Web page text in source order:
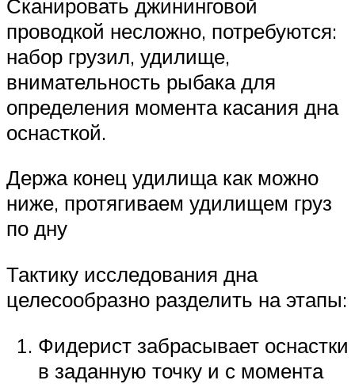
Сканировать джининговой
проводкой несложно, потребуются:
набор грузил, удилище,
внимательность рыбака для
определения момента касания дна
оснасткой.
Держа конец удилища как можно
ниже, протягиваем удилищем груз
по дну
Тактику исследования дна
целесообразно разделить на этапы:
Фидерист забрасывает оснастки
в заданную точку и с момента